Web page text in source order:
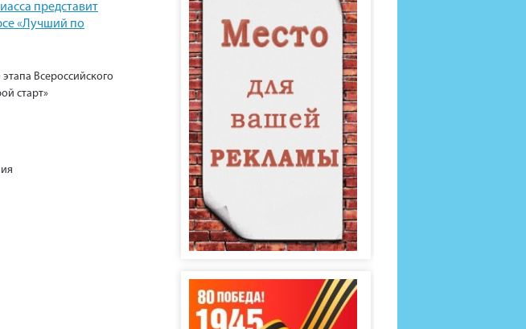
представит
«Лучший по
Всероссийского
старт»